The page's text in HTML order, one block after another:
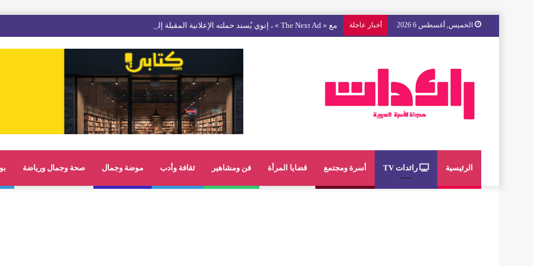
الخميس, أغسطس 6 2026 أخبار عاجلة مع « The Next Ad » ، إنوي يُسند حملته الإعلانية المقبلة إلى الشباب المغربي
الرئيسية رائدات TV أسرة ومجتمع قضايا المرأة فن ومشاهير ثقافة وأدب موضة وجمال صحة وجمال ورياضة